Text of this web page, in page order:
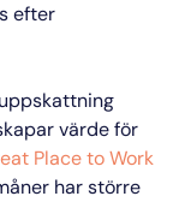
efter
värde för
Place to Work
har större